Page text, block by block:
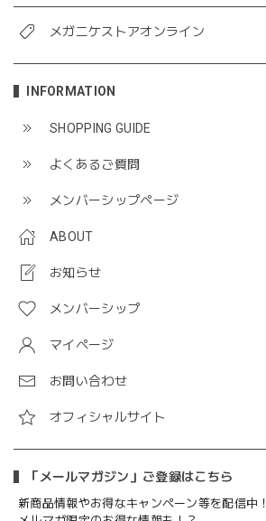
メガニケストアオンライン
INFORMATION
SHOPPING GUIDE
よくあるご質問
メンバーシップページ
ABOUT
お知らせ
メンバーシップ
マイページ
お問い合わせ
オフィシャルサイト
「メールマガジン」ご登録はこちら
新商品情報やお得なキャンペーン等を配信中！